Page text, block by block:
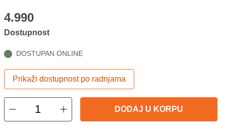
4.990
Dostupnost
DOSTUPAN ONLINE
Prikaži dostupnost po radnjama
DODAJ U KORPU